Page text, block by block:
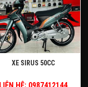
XE SIRUS 50CC